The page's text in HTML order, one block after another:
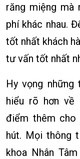
răng miệng
phí khác nhau.
tốt nhất khách
tư vấn tốt nhất
Hy vọng
hiểu rõ hơn về
điểm thêm cho
hút. Mọi thông
khoa Nhân